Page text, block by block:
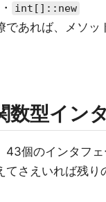
int[]::new
であれば、メソ
型イン
43個のインタフ
てさえいれば残